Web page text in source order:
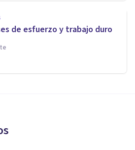
de esfuerzo y trabajo duro